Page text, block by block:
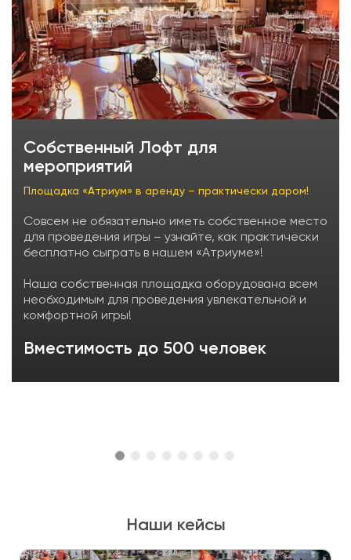
Собственный Лофт для
мероприятий
Площадка «Атриум» в аренду – практически даром!
Совсем не обязательно иметь собственное место
для проведения игры – узнайте, как практически
бесплатно сыграть в нашем «Атриуме»!
Наша собственная площадка оборудована всем
необходимым для проведения увлекательной и
комфортной игры!
Вместимость до 500 человек
Наши кейсы